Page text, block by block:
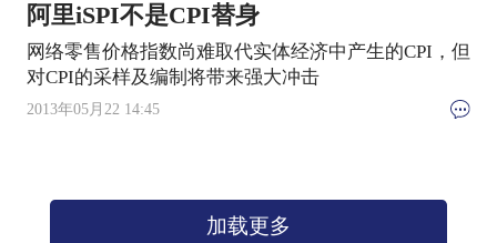
阿里iSPI不是CPI替身
网络零售价格指数尚难取代实体经济中产生的CPI，但
对CPI的采样及编制将带来强大冲击
2013年05月22 14:45
加载更多